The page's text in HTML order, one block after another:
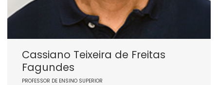
Cassiano Teixeira de Freitas
Fagundes
PROFESSOR DE ENSINO SUPERIOR